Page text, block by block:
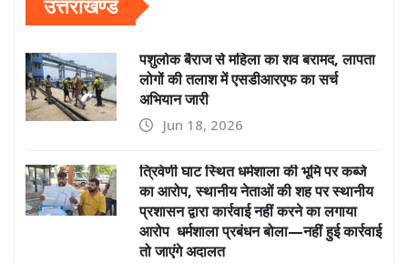
उत्तराखण्ड
पशुलोक बैराज से महिला का शव बरामद, लापता
लोगों की तलाश में एसडीआरएफ का सर्च
अभियान जारी
Jun 18, 2026
त्रिवेणी घाट स्थित धर्मशाला की भूमि पर कब्जे
का आरोप, स्थानीय नेताओं की शह पर स्थानीय
प्रशासन द्वारा कार्रवाई नहीं करने का लगाया
आरोप धर्मशाला प्रबंधन बोला—नहीं हुई कार्रवाई
तो जाएंगे अदालत